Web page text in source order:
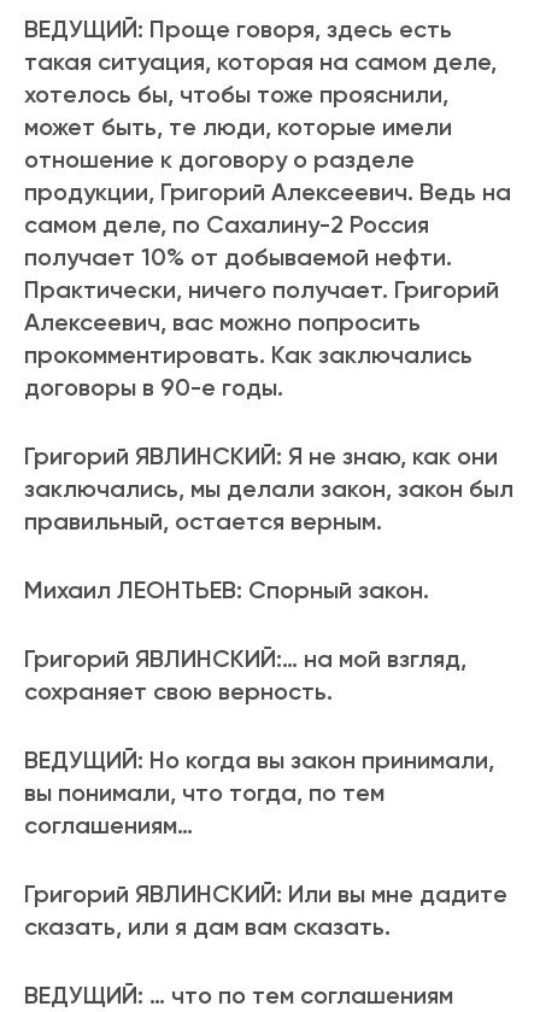
ВЕДУЩИЙ: Проще говоря, здесь есть
такая ситуация, которая на самом деле,
хотелось бы, чтобы тоже прояснили,
может быть, те люди, которые имели
отношение к договору о разделе
продукции, Григорий Алексеевич. Ведь на
самом деле, по Сахалину-2 Россия
получает 10% от добываемой нефти.
Практически, ничего получает. Григорий
Алексеевич, вас можно попросить
прокомментировать. Как заключались
договоры в 90-е годы.
Григорий ЯВЛИНСКИЙ: Я не знаю, как они
заключались, мы делали закон, закон был
правильный, остается верным.
Михаил ЛЕОНТЬЕВ: Спорный закон.
Григорий ЯВЛИНСКИЙ:… на мой взгляд,
сохраняет свою верность.
ВЕДУЩИЙ: Но когда вы закон принимали,
вы понимали, что тогда, по тем
соглашениям…
Григорий ЯВЛИНСКИЙ: Или вы мне дадите
сказать, или я дам вам сказать.
ВЕДУЩИЙ: … что по тем соглашениям